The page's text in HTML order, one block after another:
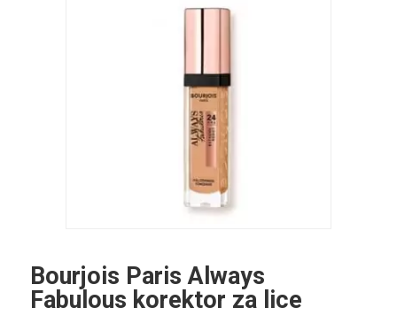
Bourjois Paris Always
Fabulous korektor za lice